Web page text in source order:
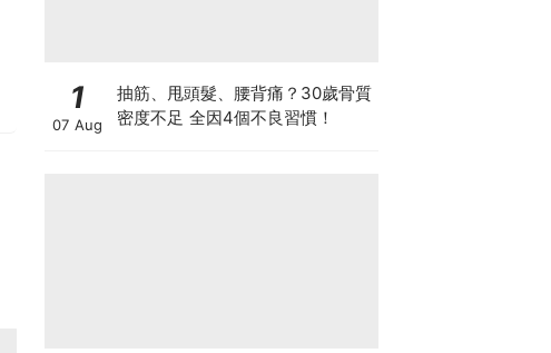
1
07 Aug
抽筋、甩頭髮、腰背痛？30歲骨質
密度不足 全因4個不良習慣！